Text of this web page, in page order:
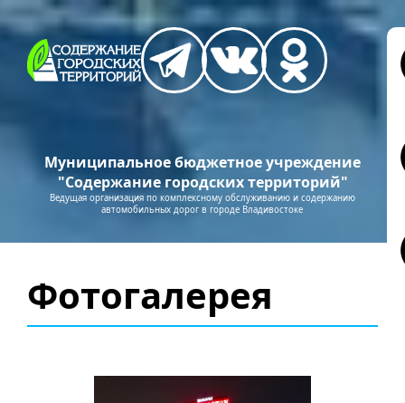
Муниципальное бюджетное учреждение
"Содержание городских территорий"
Ведущая организация по комплексному обслуживанию и содержанию
автомобильных дорог в городе Владивостоке
Фотогалерея